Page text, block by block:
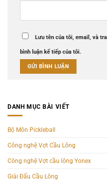
Lưu tên của tôi, email, và
bình luận kế tiếp của tôi.
DANH MỤC BÀI VIẾT
Bộ Môn Pickleball
Công nghệ Vợt Cầu Lông
Công nghệ Vợt cầu lông Yonex
Giải Đấu Cầu Lông